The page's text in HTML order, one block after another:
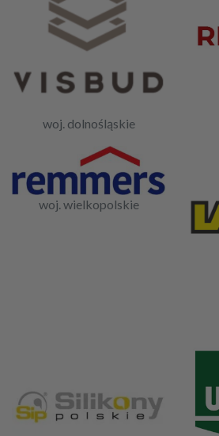
woj. dolnośląskie
woj. wielkopolskie